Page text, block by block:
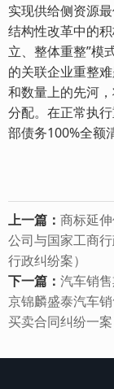
实现供给侧资源
结构性改革中的
立、整体重整”模
的关联企业重整
和数量上的先河
分配。在正常执
部债务100%全额
上一篇： 商标延
公司与国家工商
行政纠纷案）
下一篇： 汽车销
京锦麟盛泰汽车
买卖合同纠纷一案